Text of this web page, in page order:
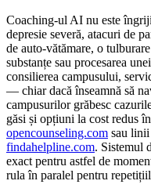
Coaching-ul AI nu este
depresie severă, atacuri de
de auto-vătămare, o
substanțe sau procesarea
consilierea campusului,
— chiar dacă înseamnă să
campusurilor grăbesc
găsi și opțiuni la cost redus
opencounseling.com sau
findahelpline.com. Sistemul
exact pentru astfel de
rula în paralel pentru